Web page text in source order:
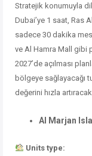
Stratejik konumuyla
Dubai’ye 1 saat, Ras
sadece 30 dakika
ve Al Hamra Mall gibi
2027’de açılması
bölgeye sağlayacağı
değerini hızla
Al Marjan
Units type: